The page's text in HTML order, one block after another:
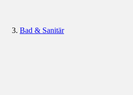
Bad & Sanitär